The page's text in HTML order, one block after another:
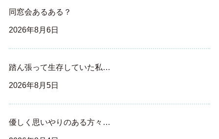
同窓会あるある？
2026年8月6日
踏ん張って生存していた私…
2026年8月5日
優しく思いやりのある方々…